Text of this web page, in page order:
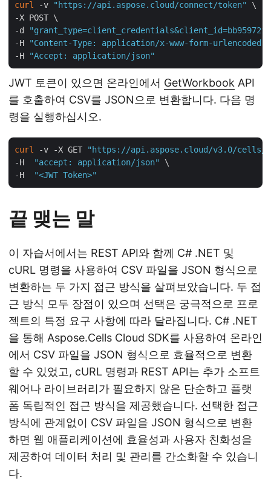
curl -v "https://api.aspose.cloud/connect/token"
\
-X POST \
-d
"grant_type=client_credentials&client_id=bb959721-
-H
"Content-Type: application/x-www-form-urlencoded"
-H
"Accept: application/json"
JWT 토큰이 있으면 온라인에서 GetWorkbook API
를 호출하여 CSV를 JSON으로 변환합니다. 다음 명
령을 실행하십시오.
curl -v -X GET
"https://api.aspose.cloud/v3.0/cells/
-H
"accept: application/json"
\
-H
"<JWT Token>"
끝 맺는 말
이 자습서에서는 REST API와 함께 C# .NET 및
cURL 명령을 사용하여 CSV 파일을 JSON 형식으로
변환하는 두 가지 접근 방식을 살펴보았습니다. 두 접
근 방식 모두 장점이 있으며 선택은 궁극적으로 프로
젝트의 특정 요구 사항에 따라 달라집니다. C# .NET
을 통해 Aspose.Cells Cloud SDK를 사용하여 온라인
에서 CSV 파일을 JSON 형식으로 효율적으로 변환
할 수 있었고, cURL 명령과 REST API는 추가 소프트
웨어나 라이브러리가 필요하지 않은 단순하고 플랫
폼 독립적인 접근 방식을 제공했습니다. 선택한 접근
방식에 관계없이 CSV 파일을 JSON 형식으로 변환
하면 웹 애플리케이션에 효율성과 사용자 친화성을
제공하여 데이터 처리 및 관리를 간소화할 수 있습니
다.